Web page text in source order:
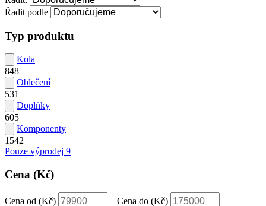
Řadit podle
Typ produktu
Kola
848
Oblečení
531
Doplňky
605
Komponenty
1542
Pouze výprodej 9
Cena (Kč)
Cena od (Kč) – Cena do (Kč)